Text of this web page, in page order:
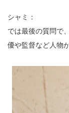
シャミ：
では最後の質問で
優や監督など人物